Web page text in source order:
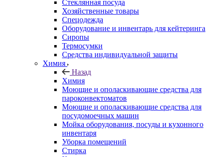
Стеклянная посуда
Хозяйственные товары
Спецодежда
Оборудование и инвентарь для кейтеринга
Сиропы
Термосумки
Средства индивидуальной защиты
Химия
Назад
Химия
Моющие и ополаскивающие средства для
пароконвектоматов
Моющие и ополаскивающие средства для
посудомоечных машин
Мойка оборудования, посуды и кухонного
инвентаря
Уборка помещений
Стирка